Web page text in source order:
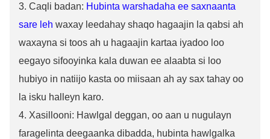
3. Caqli badan: Hubinta warshadaha ee saxnaanta
sare leh waxay leedahay shaqo hagaajin la qabsi ah
waxayna si toos ah u hagaajin kartaa iyadoo loo
eegayo sifooyinka kala duwan ee alaabta si loo
hubiyo in natiijo kasta oo miisaan ah ay sax tahay oo
la isku halleyn karo.
4. Xasillooni: Hawlgal deggan, oo aan u nugulayn
faragelinta deegaanka dibadda, hubinta hawlgalka